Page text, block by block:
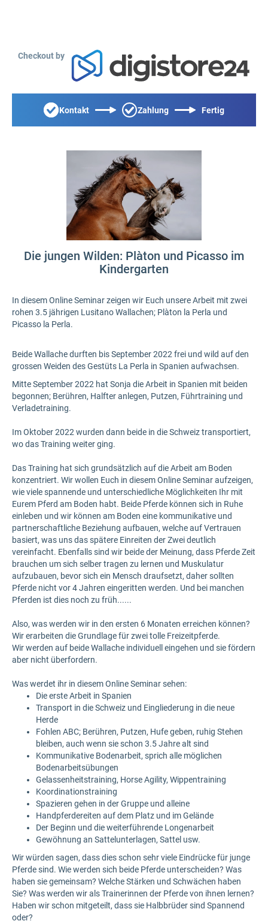
Checkout by
Kontakt Zahlung Fertig
Die jungen Wilden: Plàton und Picasso im
Kindergarten
In diesem Online Seminar zeigen wir Euch unsere Arbeit mit zwei
rohen 3.5 jährigen Lusitano Wallachen; Plàton la Perla und
Picasso la Perla.
Beide Wallache durften bis September 2022 frei und wild auf den
grossen Weiden des Gestüts La Perla in Spanien aufwachsen.
Mitte September 2022 hat Sonja die Arbeit in Spanien mit beiden
begonnen; Berühren, Halfter anlegen, Putzen, Führtraining und
Verladetraining.
Im Oktober 2022 wurden dann beide in die Schweiz transportiert,
wo das Training weiter ging.
Das Training hat sich grundsätzlich auf die Arbeit am Boden
konzentriert. Wir wollen Euch in diesem Online Seminar aufzeigen,
wie viele spannende und unterschiedliche Möglichkeiten Ihr mit
Eurem Pferd am Boden habt. Beide Pferde können sich in Ruhe
einleben und wir können am Boden eine kommunikative und
partnerschaftliche Beziehung aufbauen, welche auf Vertrauen
basiert, was uns das spätere Einreiten der Zwei deutlich
vereinfacht. Ebenfalls sind wir beide der Meinung, dass Pferde Zeit
brauchen um sich selber tragen zu lernen und Muskulatur
aufzubauen, bevor sich ein Mensch draufsetzt, daher sollten
Pferde nicht vor 4 Jahren eingeritten werden. Und bei manchen
Pferden ist dies noch zu früh......
Also, was werden wir in den ersten 6 Monaten erreichen können?
Wir erarbeiten die Grundlage für zwei tolle Freizeitpferde.
Wir werden auf beide Wallache individuell eingehen und sie fördern
aber nicht überfordern.
Was werdet ihr in diesem Online Seminar sehen:
Die erste Arbeit in Spanien
Transport in die Schweiz und Eingliederung in die neue
Herde
Fohlen ABC; Berühren, Putzen, Hufe geben, ruhig Stehen
bleiben, auch wenn sie schon 3.5 Jahre alt sind
Kommunikative Bodenarbeit, sprich alle möglichen
Bodenarbeitsübungen
Gelassenheitstraining, Horse Agility, Wippentraining
Koordinationstraining
Spazieren gehen in der Gruppe und alleine
Handpferdereiten auf dem Platz und im Gelände
Der Beginn und die weiterführende Longenarbeit
Gewöhnung an Sattelunterlagen, Sattel usw.
Wir würden sagen, dass dies schon sehr viele Eindrücke für junge
Pferde sind. Wie werden sich beide Pferde unterscheiden? Was
haben sie gemeinsam? Welche Stärken und Schwächen haben
Sie? Was werden wir als Trainerinnen der Pferde von ihnen lernen?
Haben wir schon mitgeteilt, dass sie Halbbrüder sind Spannend
oder?